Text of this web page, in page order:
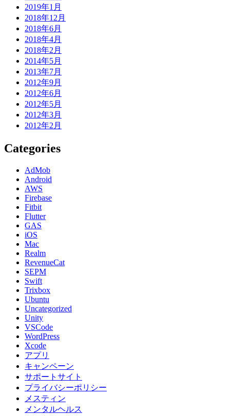
2019年1月
2018年12月
2018年6月
2018年4月
2018年2月
2014年5月
2013年7月
2012年9月
2012年6月
2012年5月
2012年3月
2012年2月
Categories
AdMob
Android
AWS
Firebase
Fitbit
Flutter
GAS
iOS
Mac
Realm
RevenueCat
SEPM
Swift
Trixbox
Ubuntu
Uncategorized
Unity
VSCode
WordPress
Xcode
アプリ
キャンペーン
サポートサイト
プライバシーポリシー
メスティン
メンタルヘルス